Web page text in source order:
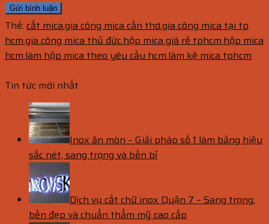
Thẻ: cắt mica,gia công mica cần thơ,gia công mica tại tp
hcm,gia công mica thủ đức,hộp mica giá rẻ tphcm,hộp mica
hcm,làm hộp mica theo yêu cầu hcm,làm kệ mica tphcm
Tin tức mới nhất
Inox ăn mòn – Giải pháp số 1 làm bảng hiệu
sắc nét, sang trọng và bền bỉ
Dịch vụ cắt chữ inox Quận 7 – Sang trọng,
bền đẹp và chuẩn thẩm mỹ cao cấp